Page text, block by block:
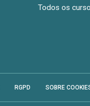
Todos os
RGPD SOBRE